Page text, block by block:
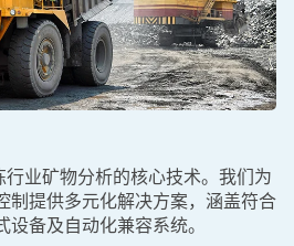
行业矿物分析的核心技术。我们为
制提供多元化解决方案，涵盖符合
备及自动化兼容系统。